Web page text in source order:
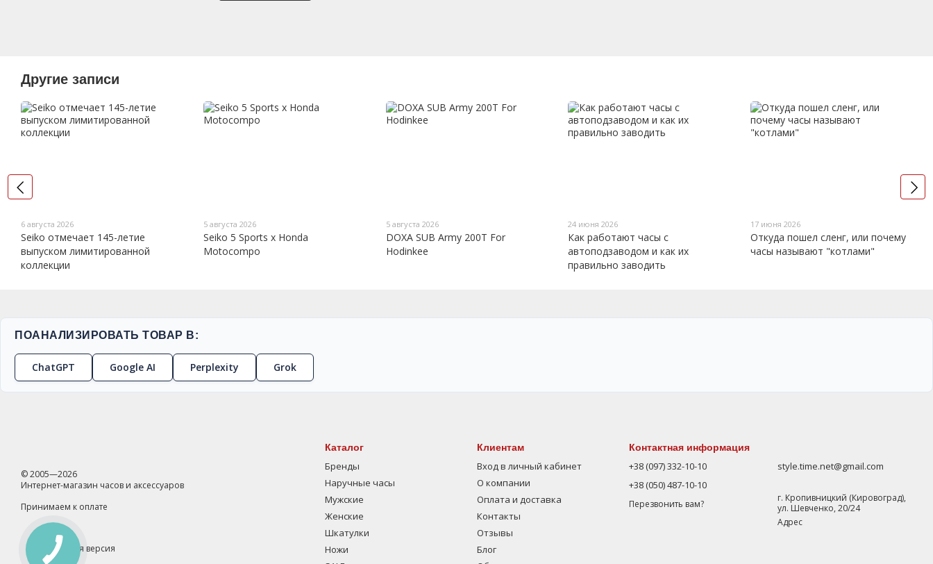
Другие записи
6 августа 2026
Seiko отмечает 145-летие
выпуском лимитированной
коллекции
5 августа 2026
Seiko 5 Sports x Honda
Motocompo
5 августа 2026
DOXA SUB Army 200T For
Hodinkee
24 июня 2026
Как работают часы с
автоподзаводом и как их
правильно заводить
17 июня 2026
Откуда пошел сленг, или почему
часы называют "котлами"
ПОАНАЛИЗИРОВАТЬ ТОВАР В:
ChatGPT Google AI Perplexity Grok
© 2005—2026
Интернет-магазин часов и аксессуаров
Принимаем к оплате
Мобильная версия
Каталог
Бренды
Наручные часы
Мужские
Женские
Шкатулки
Ножи
Клиентам
Вход в личный кабинет
О компании
Оплата и доставка
Контакты
Отзывы
Блог
Контактная информация
+38 (097) 332-10-10
+38 (050) 487-10-10
Перезвонить вам?
style.time.net@gmail.com
г. Кропивницкий (Кировоград),
ул. Шевченко, 20/24
Адрес